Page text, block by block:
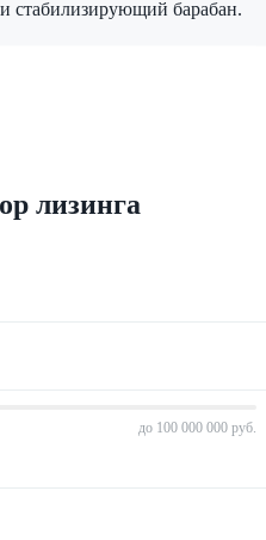
стабилизирующий барабан.
лизинга
до 100 000 000 руб.